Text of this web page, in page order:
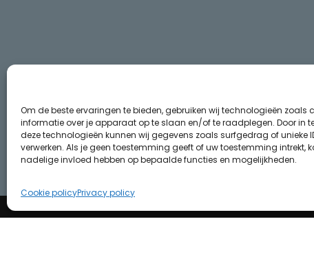
Om de beste ervaringen te bieden, gebruiken wij technologieën zoals
informatie over je apparaat op te slaan en/of te raadplegen. Door in
deze technologieën kunnen wij gegevens zoals surfgedrag of unieke
verwerken. Als je geen toestemming geeft of uw toestemming intrekt,
nadelige invloed hebben op bepaalde functies en mogelijkheden.
Cookie policyPrivacy policy